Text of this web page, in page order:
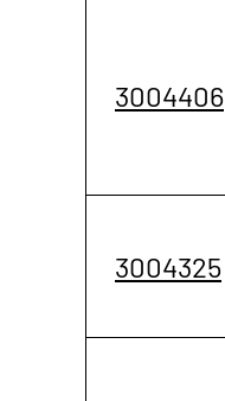
3004406
3004325